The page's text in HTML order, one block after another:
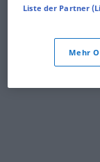
Liste der Partner
Mehr